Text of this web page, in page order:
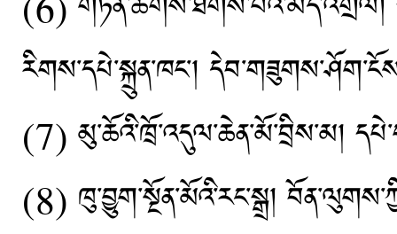
རིགས་དཔེ་སྐྲུན་ཁང་།
(7) མུ་ཆོའི་ཁྲོ་འདུལ་ཆེན་མོ་བྲིས་མ།
(8) ཁུ་བྱུག་སྔོན་མོའི་རང་སྒྲ།